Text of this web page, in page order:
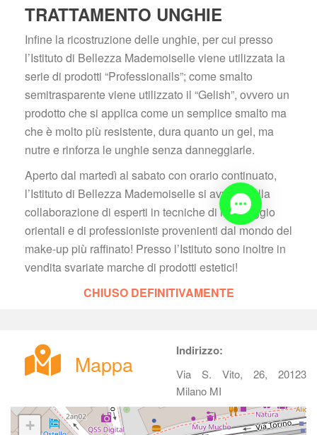
TRATTAMENTO UNGHIE
Infine la ricostruzione delle unghie, per cui presso
l’Istituto di Bellezza Mademoiselle viene utilizzata la
erie di prodotti “Professionails”; come smalto
emitrasparente viene utilizzato il “Gelish”, ovvero un
prodotto che si applica come un semplice smalto ma
che è molto più resistente, dura quanto un gel, ma
nutre e rinforza le unghie senza danneggiarle.
Aperto dal martedì al sabato con orario continuato,
l’Istituto di Bellezza Mademoiselle si avvale della
collaborazione di esperti in tecniche di massaggio
orientali e di professioniste provenienti dal mondo del
make-up più raffinato! Presso l’Istituto sono inoltre in
vendita svariate marche di prodotti estetici!
CHIUSO DEFINITIVAMENTE
Mappa Indirizzo:
Via S. Vito, 26, 20123
Milano MI
+